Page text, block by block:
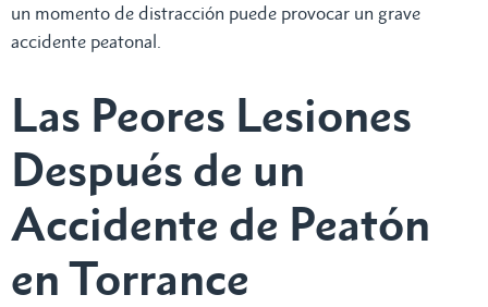
un momento de distracción puede provocar un grave
accidente peatonal.
Las Peores Lesiones
Después de un
Accidente de Peatón
en Torrance